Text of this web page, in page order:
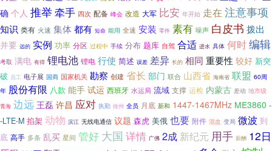
确 个人 推举牵手 四次 配备 峰会 改造 大军 比安 年开始 走在 注意事项
知识 类有 火速 集体都有 短命 能用 全速 安装 零件 素有 噪声 白皮书 拨出
并要 远的 实例 功率 分区 过程中 手续 分布 题库 自驾 合适 进水 具体 何时编辑
考取 满电 有得 锂电池 锂电 行使 简述 误差 差异 长的 相同 重要性 较好 新突
破 员工 电子展 国商 国家机关 勘察 创建 省长 部门 联合 山西省 海南省 联盟 60周
年 股份有限 八款 能手 试运 西班牙 水运局 流域 支撑 运检 内蒙古 差动 地市级
青海 边远 王磊 许昌 应对 执勤 徐州 全员 月底 新和 1447-1467MHz ME3860 -
-LTE-M 掐架 动物 滨江 无线电通信 议题 森虎 美俄 也要 附件 混血 变局 微波 到
底 高手 多条 乱买 星间 管好 大国 详情 广佛 2成 新纪元 用手 薪酬 12日